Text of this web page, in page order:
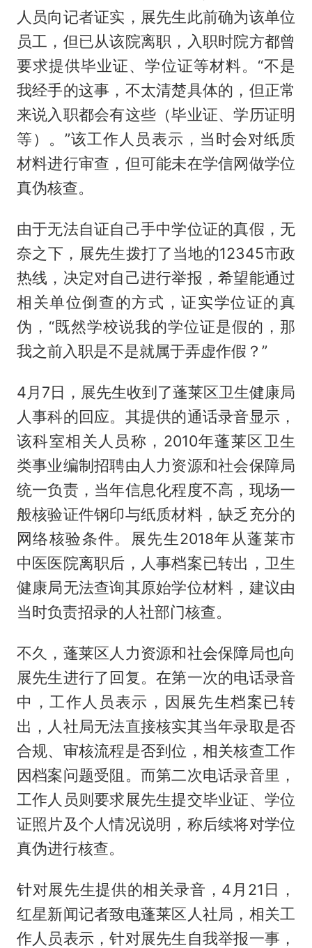
人员向记者证实，展先生此前确为该单位
员工，但已从该院离职，入职时院方都曾
要求提供毕业证、学位证等材料。“不是
我经手的这事，不太清楚具体的，但正常
来说入职都会有这些（毕业证、学历证明
等）。”该工作人员表示，当时会对纸质
材料进行审查，但可能未在学信网做学位
真伪核查。
由于无法自证自己手中学位证的真假，无
奈之下，展先生拨打了当地的12345市政
热线，决定对自己进行举报，希望能通过
相关单位倒查的方式，证实学位证的真
伪，“既然学校说我的学位证是假的，那
我之前入职是不是就属于弄虚作假？”
4月7日，展先生收到了蓬莱区卫生健康局
人事科的回应。其提供的通话录音显示，
该科室相关人员称，2010年蓬莱区卫生
类事业编制招聘由人力资源和社会保障局
统一负责，当年信息化程度不高，现场一
般核验证件钢印与纸质材料，缺乏充分的
网络核验条件。展先生2018年从蓬莱市
中医医院离职后，人事档案已转出，卫生
健康局无法查询其原始学位材料，建议由
当时负责招录的人社部门核查。
不久，蓬莱区人力资源和社会保障局也向
展先生进行了回复。在第一次的电话录音
中，工作人员表示，因展先生档案已转
出，人社局无法直接核实其当年录取是否
合规、审核流程是否到位，相关核查工作
因档案问题受阻。而第二次电话录音里，
工作人员则要求展先生提交毕业证、学位
证照片及个人情况说明，称后续将对学位
真伪进行核查。
针对展先生提供的相关录音，4月21日，
红星新闻记者致电蓬莱区人社局，相关工
作人员表示，针对展先生自我举报一事，